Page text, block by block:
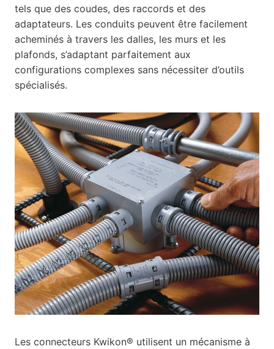
tels que des coudes, des raccords et des
adaptateurs. Les conduits peuvent être facilement
acheminés à travers les dalles, les murs et les
plafonds, s’adaptant parfaitement aux
configurations complexes sans nécessiter d’outils
spécialisés.
Les connecteurs Kwikon® utilisent un mécanisme à